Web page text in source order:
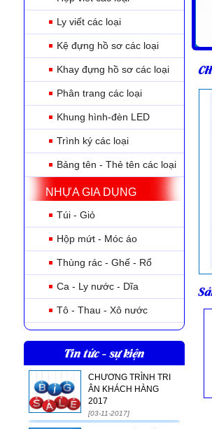
Ly viết các loại
Kệ đựng hồ sơ các loại
Khay đựng hồ sơ các loại
Phân trang các loại
Khung hình-đèn LED
Trình ký các loại
Bảng tên - Thẻ tên các loại
NHỰA GIA DỤNG
Túi - Giỏ
Hộp mứt - Móc áo
Thùng rác - Ghế - Rổ
Ca - Ly nước - Dĩa
Tô - Thau - Xô nước
Tin tức - sự kiện
CHƯƠNG TRÌNH TRI
ÂN KHÁCH HÀNG
2017
[03-11-2017]